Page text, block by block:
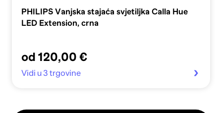
PHILIPS Vanjska stajaća svjetiljka Calla Hue
LED Extension, crna
od 120,00 €
Vidi u 3 trgovine